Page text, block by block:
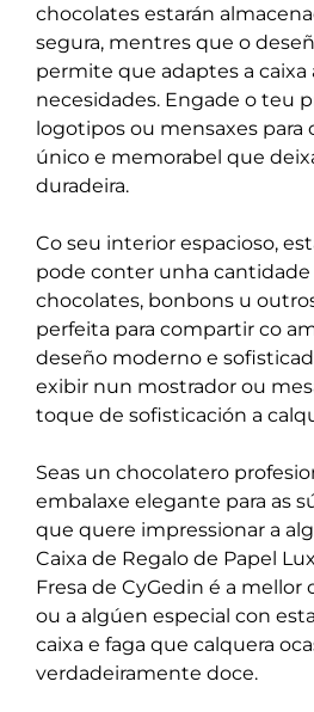
chocolates estarán
segura, mentres que o
permite que adaptes a caixa
necesidades. Engade o teu
logotipos ou mensaxes para
único e memorabel que
duradeira.
Co seu interior espacioso,
pode conter unha cantidade
chocolates, bonbons u
perfeita para compartir co
deseño moderno e
exibir nun mostrador ou
toque de sofisticación a
Seas un chocolatero
embalaxe elegante para as
que quere impressionar a
Caixa de Regalo de Papel
Fresa de CyGedin é a mellor
ou a algúen especial con
caixa e faga que calquera
verdadeiramente doce.